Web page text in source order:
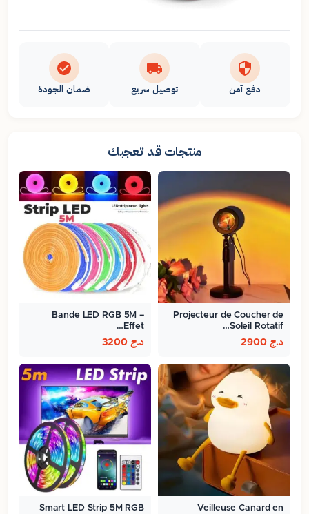
دفع آمن توصيل سريع ضمان الجودة
منتجات قد تعجبك
Projecteur de Coucher de
Soleil Rotatif…
د.ج
Bande LED RGB 5M –
Effet…
د.ج
Veilleuse Canard en
Smart LED Strip 5M RGB